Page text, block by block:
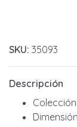
SKU: 35093
Descripción